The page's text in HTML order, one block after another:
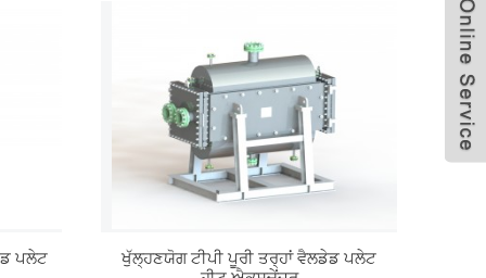
ਪਲੇਟ
ਖੁੱਲ੍ਹਣਯੋਗ ਟੀਪੀ ਪੂਰੀ ਤਰ੍ਹਾਂ ਵੈਲਡੇਡ ਪਲੇਟ